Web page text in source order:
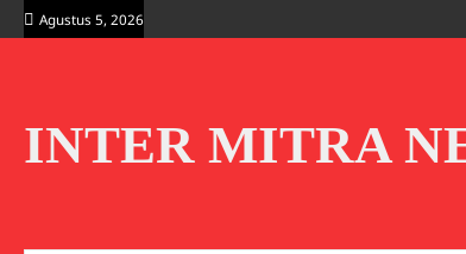
Skip
to
Agustus 5, 2026
INTER MITRA